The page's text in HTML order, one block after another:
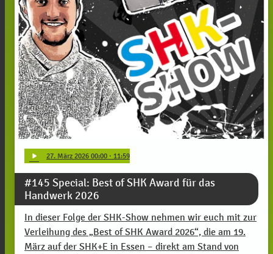
play_arrow 27. März 2026 00:00 · 11:59
#145 Special: Best of SHK Award für das
Handwerk 2026
In dieser Folge der SHK-Show nehmen wir euch mit zur
Verleihung des „Best of SHK Award 2026“, die am 19.
März auf der SHK+E in Essen – direkt am Stand von